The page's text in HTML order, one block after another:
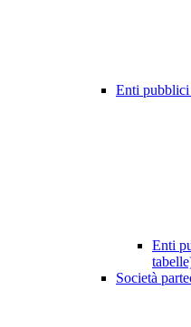
Enti
Enti
Società